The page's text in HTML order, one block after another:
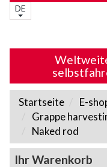
DE
Startseite
E-
Grappe
Naked rod
Ihr Warenkorb